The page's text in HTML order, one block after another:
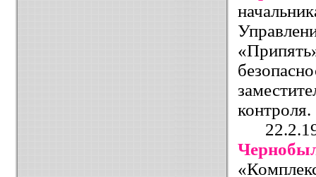
контроля.